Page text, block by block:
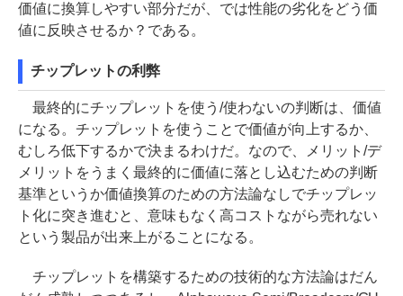
価値に換算しやすい部分だが、では性能の劣化をどう価
値に反映させるか？である。
チップレットの利弊
最終的にチップレットを使う/使わないの判断は、価値
になる。チップレットを使うことで価値が向上するか、
むしろ低下するかで決まるわけだ。なので、メリット/デ
メリットをうまく最終的に価値に落とし込むための判断
基準というか価値換算のための方法論なしでチップレッ
ト化に突き進むと、意味もなく高コストながら売れない
という製品が出来上がることになる。
チップレットを構築するための技術的な方法論はだん